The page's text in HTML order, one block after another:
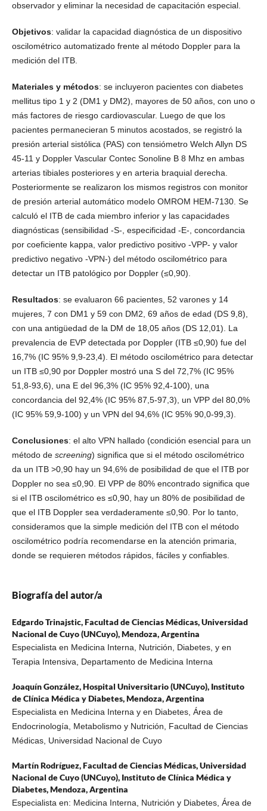
observador y eliminar la necesidad de capacitación especial.
Objetivos: validar la capacidad diagnóstica de un dispositivo
oscilométrico automatizado frente al método Doppler para la
medición del ITB.
Materiales y métodos: se incluyeron pacientes con diabetes
mellitus tipo 1 y 2 (DM1 y DM2), mayores de 50 años, con uno o
más factores de riesgo cardiovascular. Luego de que los
pacientes permanecieran 5 minutos acostados, se registró la
presión arterial sistólica (PAS) con tensiómetro Welch Allyn DS
45-11 y Doppler Vascular Contec Sonoline B 8 Mhz en ambas
arterias tibiales posteriores y en arteria braquial derecha.
Posteriormente se realizaron los mismos registros con monitor
de presión arterial automático modelo OMROM HEM-7130. Se
calculó el ITB de cada miembro inferior y las capacidades
diagnósticas (sensibilidad -S-, especificidad -E-, concordancia
por coeficiente kappa, valor predictivo positivo -VPP- y valor
predictivo negativo -VPN-) del método oscilométrico para
detectar un ITB patológico por Doppler (≤0,90).
Resultados: se evaluaron 66 pacientes, 52 varones y 14
mujeres, 7 con DM1 y 59 con DM2, 69 años de edad (DS 9,8),
con una antigüedad de la DM de 18,05 años (DS 12,01). La
prevalencia de EVP detectada por Doppler (ITB ≤0,90) fue del
16,7% (IC 95% 9,9-23,4). El método oscilométrico para detectar
un ITB ≤0,90 por Doppler mostró una S del 72,7% (IC 95%
51,8-93,6), una E del 96,3% (IC 95% 92,4-100), una
concordancia del 92,4% (IC 95% 87,5-97,3), un VPP del 80,0%
(IC 95% 59,9-100) y un VPN del 94,6% (IC 95% 90,0-99,3).
Conclusiones: el alto VPN hallado (condición esencial para un
método de screening) significa que si el método oscilométrico
da un ITB >0,90 hay un 94,6% de posibilidad de que el ITB por
Doppler no sea ≤0,90. El VPP de 80% encontrado significa que
si el ITB oscilométrico es ≤0,90, hay un 80% de posibilidad de
que el ITB Doppler sea verdaderamente ≤0,90. Por lo tanto,
consideramos que la simple medición del ITB con el método
oscilométrico podría recomendarse en la atención primaria,
donde se requieren métodos rápidos, fáciles y confiables.
Biografía del autor/a
Edgardo Trinajstic,Facultad de Ciencias Médicas, Universidad
Nacional de Cuyo (UNCuyo), Mendoza, Argentina
Especialista en Medicina Interna, Nutrición, Diabetes, y en
Terapia Intensiva, Departamento de Medicina Interna
Joaquín González,Hospital Universitario (UNCuyo), Instituto
de Clínica Médica y Diabetes, Mendoza, Argentina
Especialista en Medicina Interna y en Diabetes, Área de
Endocrinología, Metabolismo y Nutrición, Facultad de Ciencias
Médicas, Universidad Nacional de Cuyo
Martín Rodríguez,Facultad de Ciencias Médicas, Universidad
Nacional de Cuyo (UNCuyo), Instituto de Clínica Médica y
Diabetes, Mendoza, Argentina
Especialista en: Medicina Interna, Nutrición y Diabetes, Área de